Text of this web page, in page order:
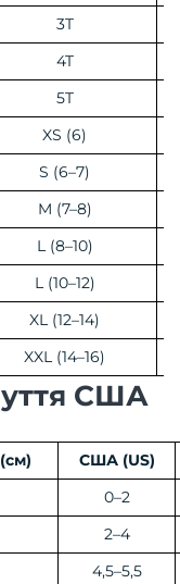
3T
4T
5T
XS (6)
S (6–7)
M (7–8)
L (8–10)
L (10–12)
XL (12–14)
XXL (14–16)
США
США (US)
0–2
2–4
4,5–5,5